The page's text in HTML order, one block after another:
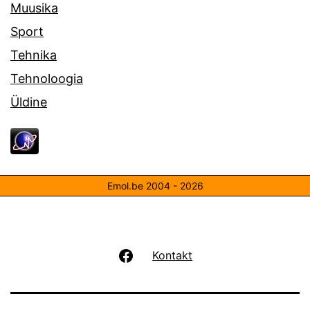
Muusika
Sport
Tehnika
Tehnoloogia
Üldine
Emol.be 2004 - 2026
Facebook
Kontakt